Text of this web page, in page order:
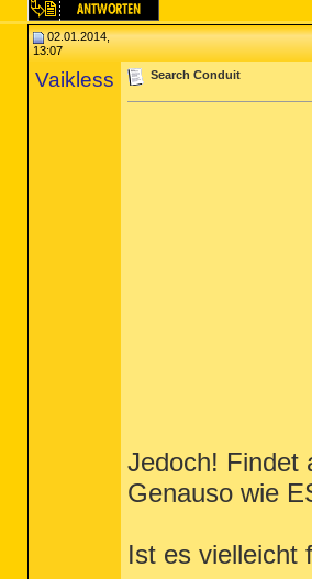
02.01.2014,
13:07
Vaikless Search Conduit
Jedoch! Findet
Genauso wie
Ist es vielleicht